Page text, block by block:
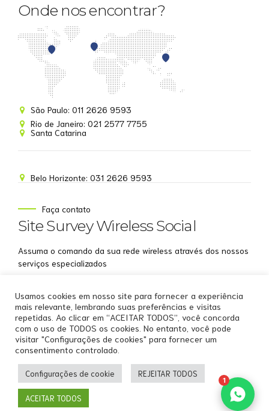
Onde nos encontrar?
São Paulo: 011 2626 9593
Rio de Janeiro: 021 2577 7755
Santa Catarina
Belo Horizonte: 031 2626 9593
Faça contato
Site Survey Wireless Social
Assuma o comando da sua rede wireless através dos nossos
serviços especializados
Copyright by
Home Sobre Nós
Serviços WiFi Profissionais
Soluções WiFi Profissionais
Clientes
Contato
Back to top
Usamos cookies em nosso site para fornecer a experiência
mais relevante, lembrando suas preferências e visitas
repetidas. Ao clicar em “ACEITAR TODOS”, você concorda
com o uso de TODOS os cookies. No entanto, você pode
visitar "Configurações de cookies" para fornecer um
consentimento controlado.
Configurações de cookie REJEITAR TODOS
ACEITAR TODOS
Online agora
EMAIL
WHATSAPP
Aceito receber comunicações da Site Survey
Wireless
Iniciar conversa
1